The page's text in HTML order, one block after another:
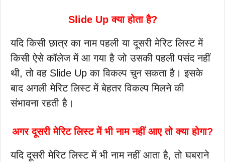
Slide Up क्या होता है?
यदि किसी छात्र का नाम पहली या दूसरी मेरिट लिस्ट में
किसी ऐसे कॉलेज में आ गया है जो उसकी पहली पसंद नहीं
थी, तो वह Slide Up का विकल्प चुन सकता है। इसके
बाद अगली मेरिट लिस्ट में बेहतर विकल्प मिलने की
संभावना रहती है।
अगर दूसरी मेरिट लिस्ट में भी नाम नहीं आए तो क्या होगा?
यदि दूसरी मेरिट लिस्ट में भी नाम नहीं आता है, तो घबराने